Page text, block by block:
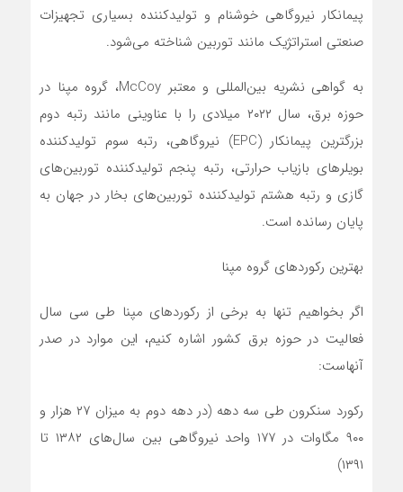
پیمانکار نیروگاهی خوشنام و تولیدکننده بسیاری تجهیزات
صنعتی استراتژیک مانند توربین شناخته می‌شود.
به گواهی نشریه بین‌المللی و معتبر McCoy، گروه مپنا در
حوزه برق، سال ۲۰۲۲ میلادی را با عناوینی مانند رتبه دوم
بزرگترین پیمانکار (EPC) نیروگاهی، رتبه سوم تولیدکننده
بویلرهای بازیاب حرارتی، رتبه پنجم تولیدکننده توربین‌های
گازی و رتبه هشتم تولیدکننده توربین‌های بخار در جهان به
پایان رسانده است.
بهترین رکوردهای گروه مپنا
اگر بخواهیم تنها به برخی از رکوردهای مپنا طی سی سال
فعالیت در حوزه برق کشور اشاره کنیم، این موارد در صدر
آنهاست:
رکورد سنکرون طی سه دهه (در دهه دوم به میزان ۲۷ هزار و
۹۰۰ مگاوات در ۱۷۷ واحد نیروگاهی بین سال‌های ۱۳۸۲ تا
۱۳۹۱)